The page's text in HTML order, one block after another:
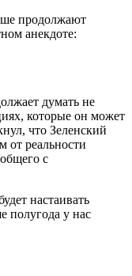
продолжают
анекдоте:
думать не
которые он может
что Зеленский
от реальности
с
настаивать
полугода у нас